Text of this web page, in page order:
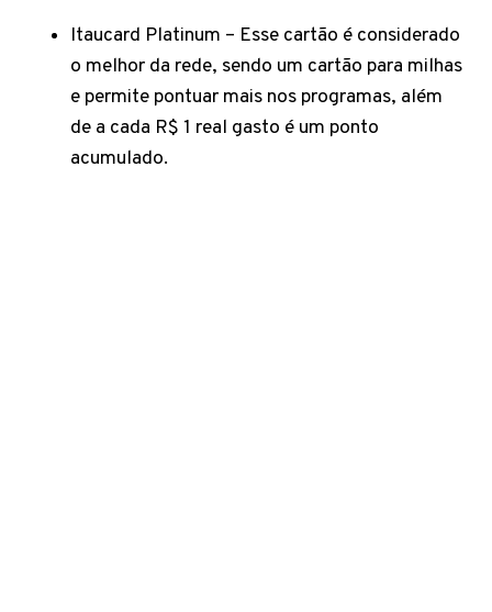
Itaucard Platinum – Esse cartão é considerado
o melhor da rede, sendo um cartão para milhas
e permite pontuar mais nos programas, além
de a cada R$ 1 real gasto é um ponto
acumulado.